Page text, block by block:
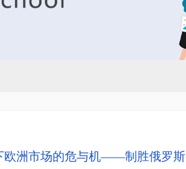
欧洲市场的危与机——制胜俄罗斯